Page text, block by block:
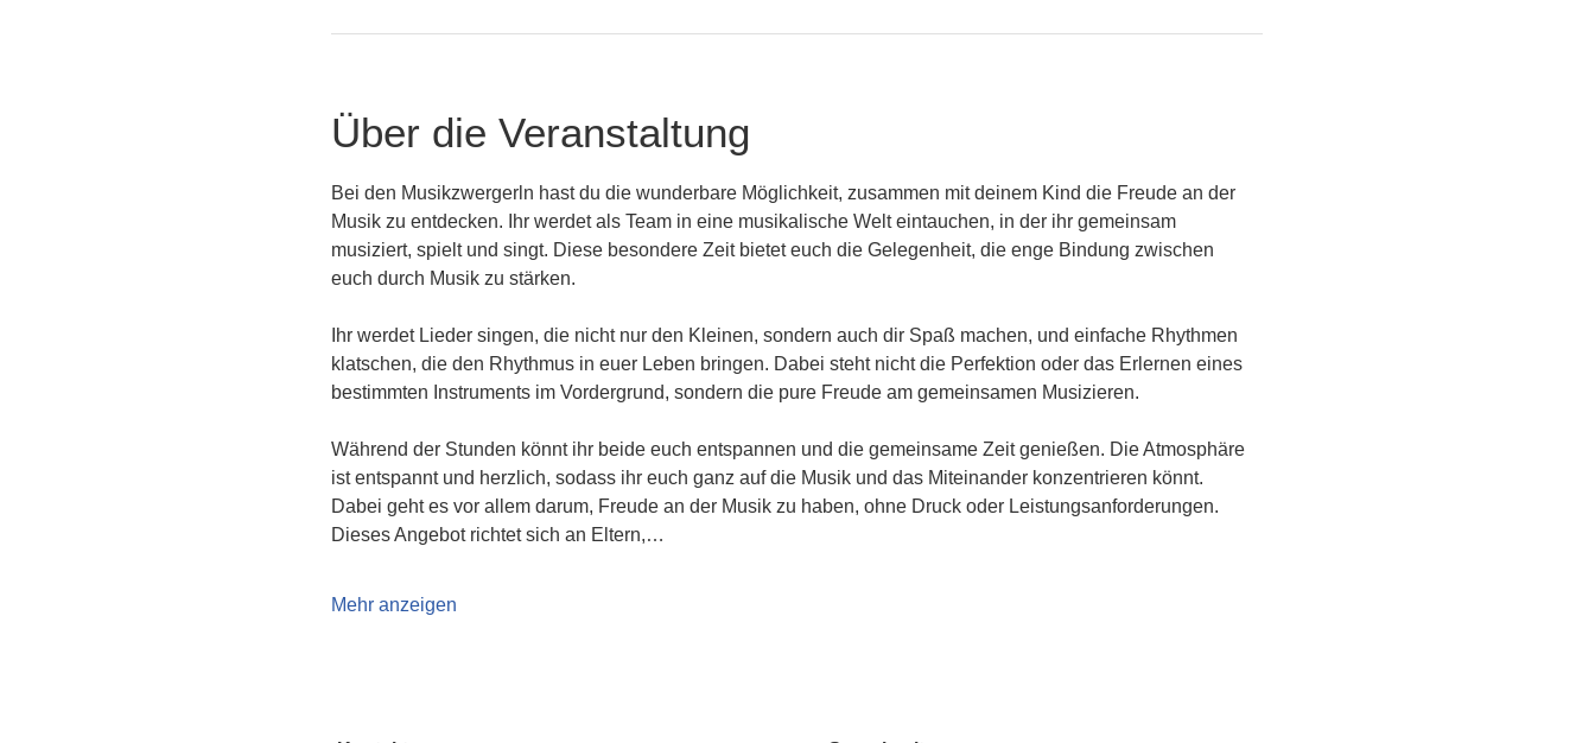
Über die Veranstaltung
Bei den Musikzwergerln hast du die wunderbare Möglichkeit, zusammen mit deinem Kind die Freude an der
Musik zu entdecken. Ihr werdet als Team in eine musikalische Welt eintauchen, in der ihr gemeinsam
musiziert, spielt und singt. Diese besondere Zeit bietet euch die Gelegenheit, die enge Bindung zwischen
euch durch Musik zu stärken.
Ihr werdet Lieder singen, die nicht nur den Kleinen, sondern auch dir Spaß machen, und einfache Rhythmen
klatschen, die den Rhythmus in euer Leben bringen. Dabei steht nicht die Perfektion oder das Erlernen eines
bestimmten Instruments im Vordergrund, sondern die pure Freude am gemeinsamen Musizieren.
Während der Stunden könnt ihr beide euch entspannen und die gemeinsame Zeit genießen. Die Atmosphäre
ist entspannt und herzlich, sodass ihr euch ganz auf die Musik und das Miteinander konzentrieren könnt.
Dabei geht es vor allem darum, Freude an der Musik zu haben, ohne Druck oder Leistungsanforderungen.
Dieses Angebot richtet sich an Eltern,…
Mehr anzeigen